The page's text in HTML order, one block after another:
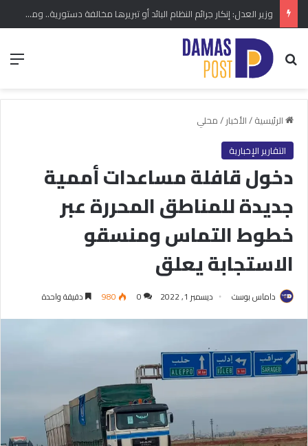
وزير العدل: إنكار جرائم النظام البائد أو تبريرها مخالفة دستورية.. ومشروع قانون خاص إلى مجلس الشعب
بحث عن
الرئيسية/الأخبار/محلي
التقارير الإخبارية
دخول قافلة مساعدات أممية
جديدة للمناطق المحررة عبر
خطوط التماس ومنسقو
الاستجابة يعلق
داماس بوست ديسمبر 1, 2022 0
980 دقيقة واحدة